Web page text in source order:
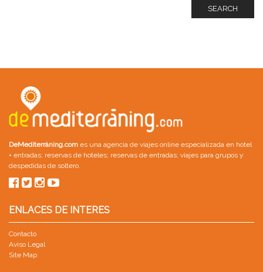
SEARCH
DeMediterràning.com es una agencia de viajes online especializada en hotel
+ entradas; reservas de hoteles; reservas de entradas; viajes para grupos y
despedidas de soltero
ENLACES DE INTERES
Contacto
Aviso Legal
Site Map